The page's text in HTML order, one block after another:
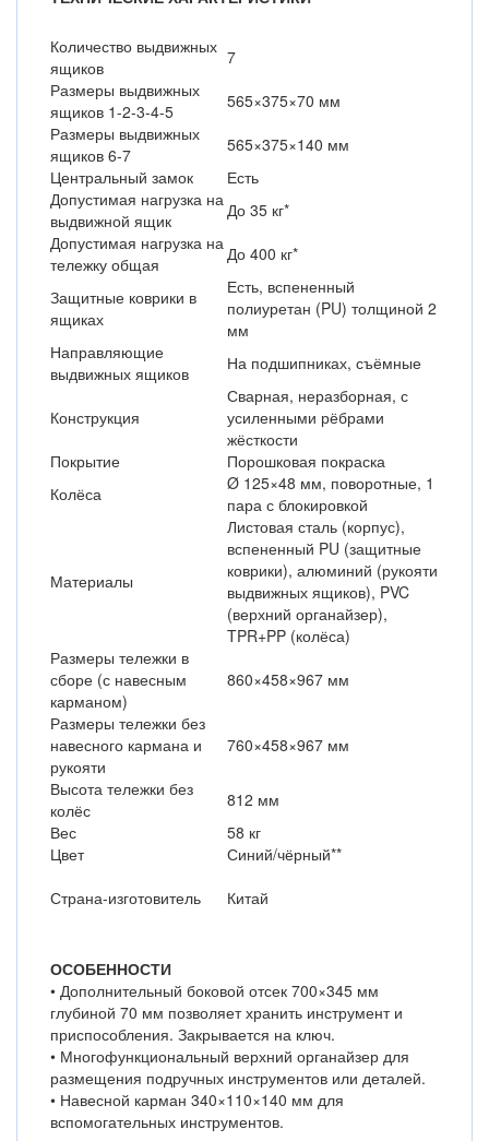
Количество выдвижных
ящиков
7
Размеры выдвижных
ящиков 1-2-3-4-5
565×375×70 мм
Размеры выдвижных
ящиков 6-7
565×375×140 мм
Центральный замок
Есть
Допустимая нагрузка на
выдвижной ящик
До 35 кг*
Допустимая нагрузка на
тележку общая
До 400 кг*
Защитные коврики в
ящиках
Есть, вспененный
полиуретан (PU) толщиной 2
мм
Направляющие
выдвижных ящиков
На подшипниках, съёмные
Конструкция
Сварная, неразборная, с
усиленными рёбрами
жёсткости
Покрытие
Порошковая покраска
Колёса
Ø 125×48 мм, поворотные, 1
пара с блокировкой
Материалы
Листовая сталь (корпус),
вспененный PU (защитные
коврики), алюминий (рукояти
выдвижных ящиков), PVC
(верхний органайзер),
TPR+PP (колёса)
Размеры тележки в
сборе (с навесным
карманом)
860×458×967 мм
Размеры тележки без
навесного кармана и
рукояти
760×458×967 мм
Высота тележки без
колёс
812 мм
Вес
58 кг
Цвет
Синий/чёрный**
Страна-изготовитель
Китай
ОСОБЕННОСТИ
• Дополнительный боковой отсек 700×345 мм
глубиной 70 мм позволяет хранить инструмент и
приспособления. Закрывается на ключ.
• Многофункциональный верхний органайзер для
размещения подручных инструментов или деталей.
• Навесной карман 340×110×140 мм для
вспомогательных инструментов.